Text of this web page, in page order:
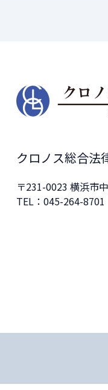
クロノス総合法
〒231-0023 横浜市
TEL： 045-264-8701